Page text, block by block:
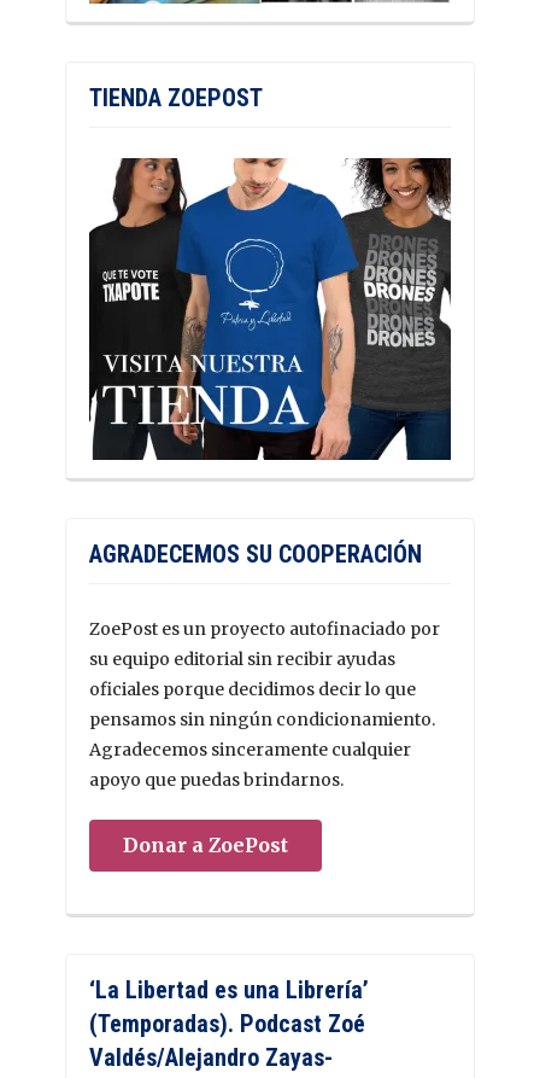
TIENDA ZOEPOST
AGRADECEMOS SU COOPERACIÓN
ZoePost es un proyecto autofinaciado por
su equipo editorial sin recibir ayudas
oficiales porque decidimos decir lo que
pensamos sin ningún condicionamiento.
Agradecemos sinceramente cualquier
apoyo que puedas brindarnos.
Donar a ZoePost
‘La Libertad es una Librería’
(Temporadas). Podcast Zoé
Valdés/Alejandro Zayas-